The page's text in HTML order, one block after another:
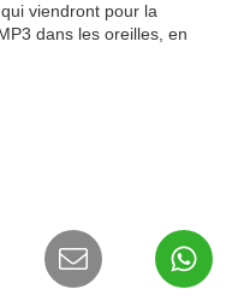
viendront pour la
dans les oreilles, en